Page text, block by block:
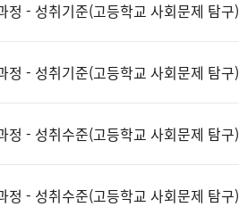
정 - 성취기준(고등학교 사회문제 탐구)
정 - 성취기준(고등학교 사회문제 탐구)
정 - 성취수준(고등학교 사회문제 탐구)
정 - 성취수준(고등학교 사회문제 탐구)